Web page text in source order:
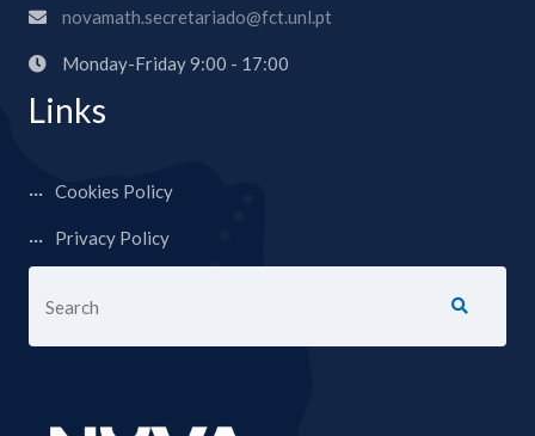
novamath.secretariado@fct.unl.pt
Monday-Friday 9:00 - 17:00
Links
Cookies Policy
Privacy Policy